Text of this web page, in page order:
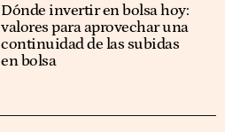
Dónde invertir en bolsa hoy:
valores para aprovechar una
continuidad de las subidas
en bolsa